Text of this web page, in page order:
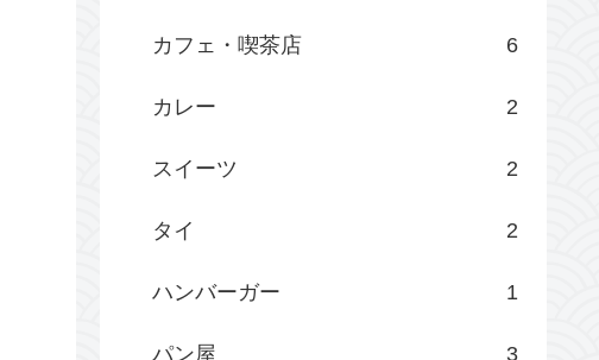
カフェ・喫茶店 6
カレー 2
スイーツ 2
タイ 2
ハンバーガー 1
パン屋 3